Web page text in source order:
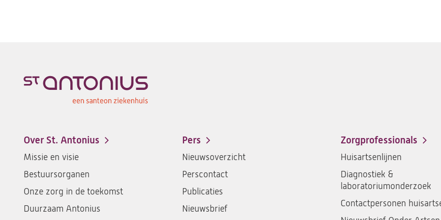
Footer-
menu
Over St. Antonius
Missie en visie
Bestuursorganen
Onze zorg in de toekomst
Duurzaam Antonius
Pers
Nieuwsoverzicht
Perscontact
Publicaties
Nieuwsbrief
Zorgprofessionals
Huisartsenlijnen
Diagnostiek &
laboratoriumonderzoek
Contactpersonen